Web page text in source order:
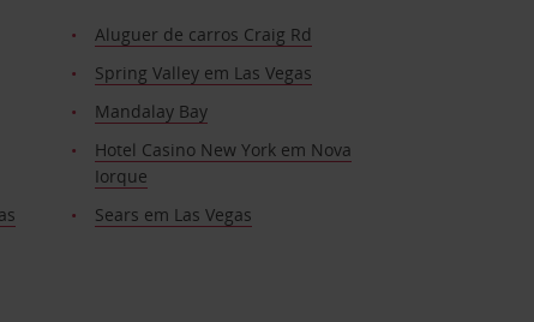
Aluguer de carros Craig Rd
Spring Valley em Las Vegas
Mandalay Bay
Hotel Casino New York em Nova
Iorque
Sears em Las Vegas